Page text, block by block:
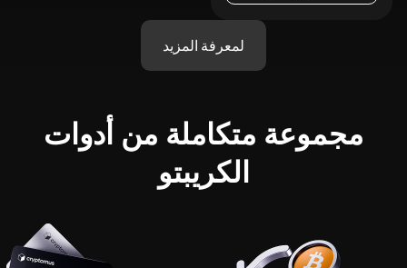
لمعرفة المزيد
مجموعة متكاملة من أدوات
الكريبتو